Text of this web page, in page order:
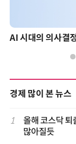
경제 많이 본 뉴스
1
올해 코스닥
많아질듯